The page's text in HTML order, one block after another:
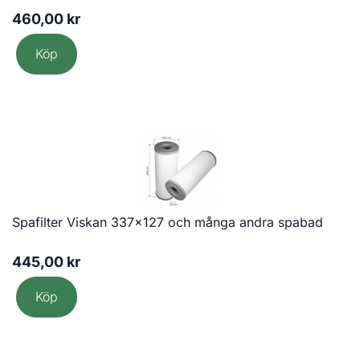
460,00 kr
Köp
Spafilter Viskan 337×127 och många andra spabad
445,00 kr
Köp